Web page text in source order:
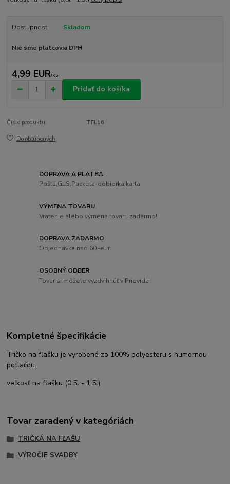
Dostupnosť Skladom
Nie sme platcovia DPH
4,99 EUR/ks
Pridať do košíka
Číslo produktu: TFL16
Do obľúbených
DOPRAVA A PLATBA
Pošta,GLS,Packeta-dobierka,karta
VÝMENA TOVARU
Vrátenie alebo výmena tovaru zadarmo!
DOPRAVA ZADARMO
Objednávka nad 60,-eur.
OSOBNÝ ODBER
Tovar si môžete vyzdvihnúť v Prievidzi
Kompletné špecifikácie
Tričko na fľašku je vyrobené zo 100% polyesteru s humornou
potlačou.
veľkosť na fľašku (0,5l - 1,5l)
Tovar zaradený v kategóriách
TRIČKÁ NA FĽAŠU
VÝROČIE SVADBY